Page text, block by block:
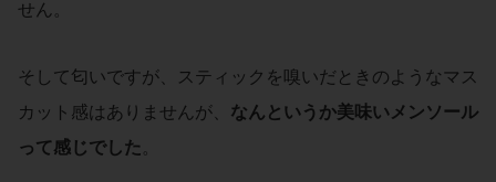
せん。
そして匂いですが、スティックを嗅いだときのようなマス
カット感はありませんが、 なんというか美味いメンソール
って感じでした